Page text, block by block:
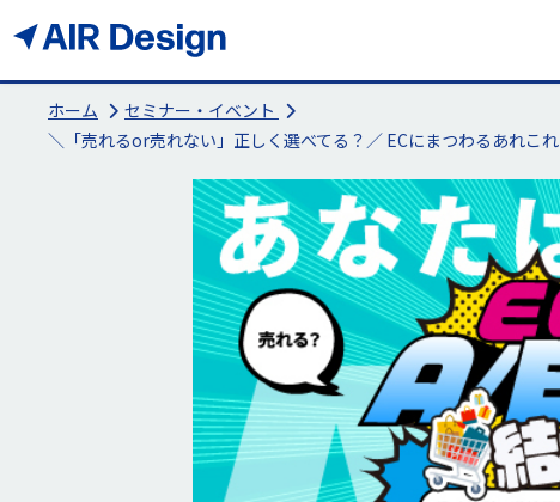
ホーム
セミナー・イベント
＼「売れるor売れない」正しく選べてる？／ ECにまつわるあれこ